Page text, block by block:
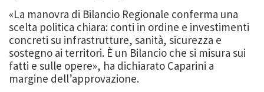
«La manovra di Bilancio Regionale conferma una
scelta politica chiara: conti in ordine e investimenti
concreti su infrastrutture, sanità, sicurezza e
sostegno ai territori. È un Bilancio che si misura sui
fatti e sulle opere», ha dichiarato Caparini a
margine dell’approvazione.